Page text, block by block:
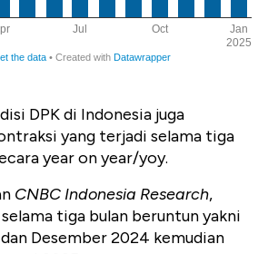
DPK di Indonesia juga
yang terjadi selama tiga
year on year/yoy.
CNBC Indonesia Research,
tiga bulan beruntun yakni
Desember 2024 kemudian